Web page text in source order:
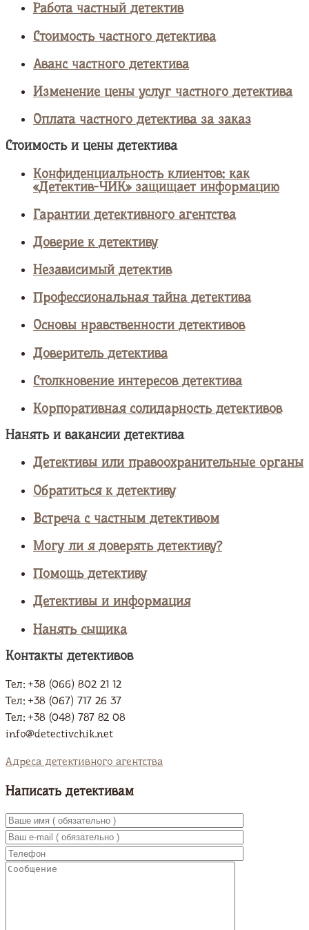
Работа частный детектив
Стоимость частного детектива
Аванс частного детектива
Изменение цены услуг частного детектива
Оплата частного детектива за заказ
Стоимость и цены детектива
Конфиденциальность клиентов: как
«Детектив-ЧИК» защищает информацию
Гарантии детективного агентства
Доверие к детективу
Независимый детектив
Профессиональная тайна детектива
Основы нравственности детективов
Доверитель детектива
Столкновение интересов детектива
Корпоративная солидарность детективов
Нанять и вакансии детектива
Детективы или правоохранительные органы
Обратиться к детективу
Встреча с частным детективом
Могу ли я доверять детективу?
Помощь детективу
Детективы и информация
Нанять сыщика
Контакты детективов
Тел: +38 (066) 802 21 12
Тел: +38 (067) 717 26 37
Тел: +38 (048) 787 82 08
info@detectivchik.net
Адреса детективного агентства
Написать детективам